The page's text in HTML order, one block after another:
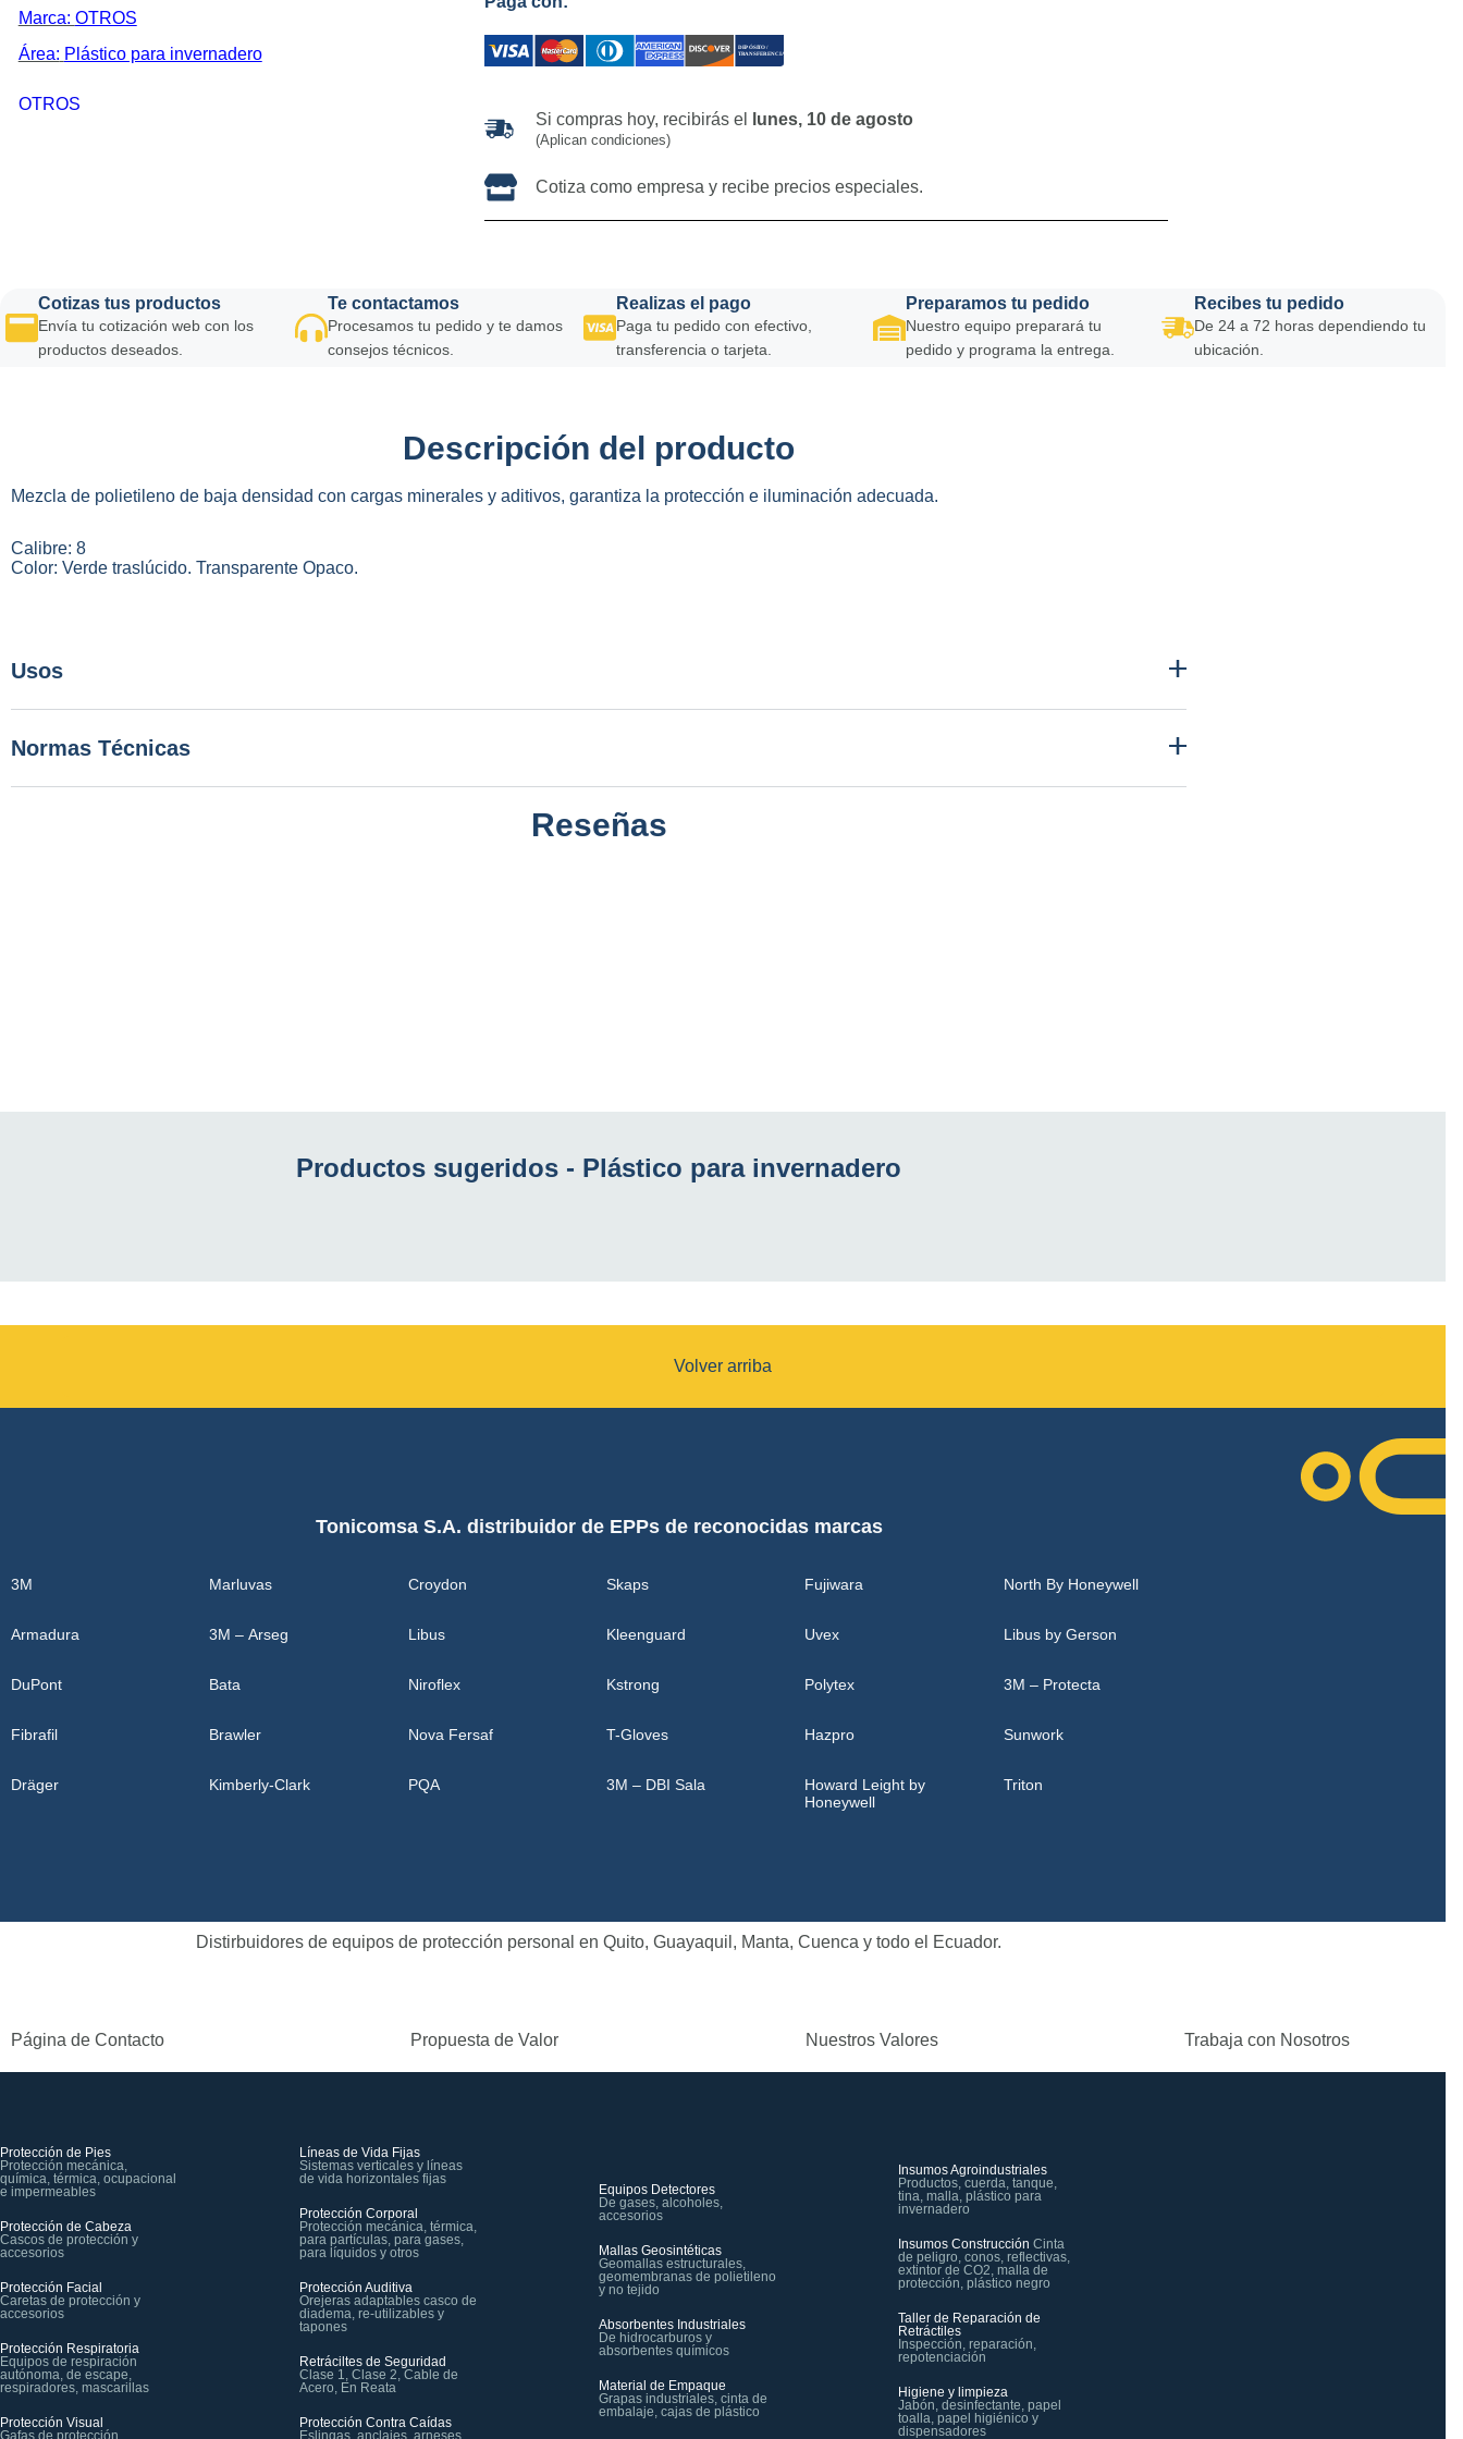
Marca: OTROS
Área: Plástico para invernadero
OTROS
Si compras hoy, recibirás el lunes, 10 de agosto
(Aplican condiciones)
Cotiza como empresa y recibe precios especiales.
Cotizas tus productos
Envía tu cotización web con los
productos deseados.
Te contactamos
Procesamos tu pedido y te damos
consejos técnicos.
Realizas el pago
Paga tu pedido con efectivo,
transferencia o tarjeta.
Preparamos tu pedido
Nuestro equipo preparará tu
pedido y programa la entrega.
Recibes tu pedido
De 24 a 72 horas dependiendo tu
ubicación.
Descripción del producto
Mezcla de polietileno de baja densidad con cargas minerales y aditivos, garantiza la protección e iluminación adecuada.
Calibre: 8
Color: Verde traslúcido. Transparente Opaco.
Usos
Normas Técnicas
Reseñas
Productos sugeridos - Plástico para invernadero
Volver arriba
Tonicomsa S.A. distribuidor de EPPs de reconocidas marcas
3M
Armadura
DuPont
Fibrafil
Dräger
Marluvas
3M – Arseg
Bata
Brawler
Kimberly-Clark
Croydon
Libus
Niroflex
Nova Fersaf
PQA
Skaps
Kleenguard
Kstrong
T-Gloves
3M – DBI Sala
Fujiwara
Uvex
Polytex
Hazpro
Howard Leight by
Honeywell
North By Honeywell
Libus by Gerson
3M – Protecta
Sunwork
Triton
Distirbuidores de equipos de protección personal en Quito, Guayaquil, Manta, Cuenca y todo el Ecuador.
Página de Contacto Propuesta de Valor Nuestros Valores Trabaja con Nosotros
Protección de Pies
Protección mecánica,
química, térmica, ocupacional
e impermeables
Protección de Cabeza
Cascos de protección y
accesorios
Protección Facial
Caretas de protección y
accesorios
Protección Respiratoria
Equipos de respiración
autónoma, de escape,
respiradores, mascarillas
Protección Visual
Gafas de protección,
Líneas de Vida Fijas
Sistemas verticales y líneas
de vida horizontales fijas
Protección Corporal
Protección mecánica, térmica,
para partículas, para gases,
para líquidos y otros
Protección Auditiva
Orejeras adaptables casco de
diadema, re-utilizables y
tapones
Retráciltes de Seguridad
Clase 1, Clase 2, Cable de
Acero, En Reata
Protección Contra Caídas
Eslingas, anclajes, arneses
Equipos Detectores
De gases, alcoholes,
accesorios
Mallas Geosintéticas
Geomallas estructurales,
geomembranas de polietileno
y no tejido
Absorbentes Industriales
De hidrocarburos y
absorbentes químicos
Material de Empaque
Grapas industriales, cinta de
embalaje, cajas de plástico
Insumos Agroindustriales
Productos, cuerda, tanque,
tina, malla, plástico para
invernadero
Insumos Construcción Cinta
de peligro, conos, reflectivas,
extintor de CO2, malla de
protección, plástico negro
Taller de Reparación de
Retráctiles
Inspección, reparación,
repotenciación
Higiene y limpieza
Jabón, desinfectante, papel
toalla, papel higiénico y
dispensadores